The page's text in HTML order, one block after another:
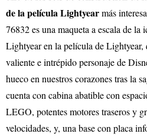
de la película Lightyearmás
76832 es una maqueta a escala de la
Lightyear en la película de Lightyear,
valiente e intrépido personaje de
hueco en nuestros corazones tras la
cuenta con cabina abatible con
LEGO, potentes motores traseros y
velocidades, y, una base con placa